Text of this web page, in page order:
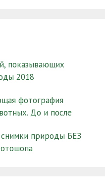
показывающих
2018
фотография
До и после
природы БЕЗ